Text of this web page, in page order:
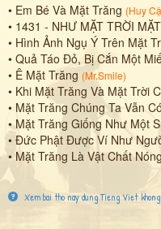
• Em Bé Và Mặt Trăng (Huy
• 1431 - NHƯ MẶT TRỜI
• Hình Ảnh Ngụ Ý Trên Mặt Trăng Được Mô Tả Lại Ở Trái Đất,
• Quả Táo Đỏ, Bị Cắn Một Miếng, Bị Lõm
• Ê Mặt Trăng (Mr.Smile)
• Khi Mặt Trăng Và Mặt Trời
• Mặt Trăng Chúng Ta Vẫn
•Mặt Trăng Giống Như Một
• Đức Phật Được Ví Như Người Ở Mặt
•Mặt Trăng Là Vật Chất
Xem bai tho nay dung Tieng Viet khong